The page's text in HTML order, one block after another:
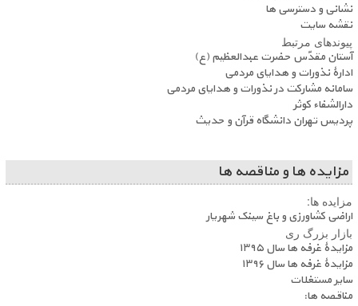
نشانی و دسترسی ها
نقشه سایت
پیوندهای مرتبط
آستان مقدّس حضرت عبدالعظیم (ع)
ادارۀ نذورات و هدایای مردمی
سامانه مشارکت در نذورات و هدایای مردمی
دارالشفاء کوثر
پردیس تهران دانشگاه قرآن و حدیث
مزایده ها و مناقصه ها
مزایده ها:
اراضی کشاورزی و باغ سینک شهریار
بازار بزرگ ری
مزایدۀ غرفه ها سال ۱۳۹۵
مزایدۀ غرفه ها سال ۱۳۹۶
سایر مستغلات
مناقصه ها: